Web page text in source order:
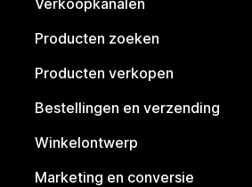
Verkoopkanalen
Producten zoeken
Producten verkopen
Bestellingen en verzending
Winkelontwerp
Marketing en conversie